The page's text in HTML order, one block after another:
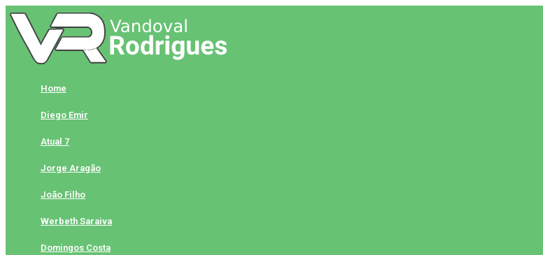
Skip
to
content
Home
Diego Emir
Atual 7
Jorge Aragão
João Filho
Werbeth Saraiva
Domingos Costa